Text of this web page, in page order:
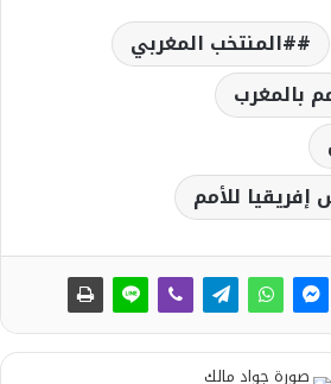
#المنتخب المغربي
بالمغرب
للأمم